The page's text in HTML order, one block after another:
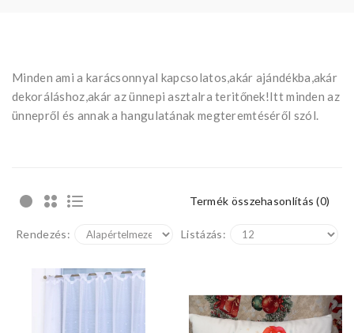
Minden ami a karácsonnyal kapcsolatos,akár ajándékba,akár
dekoráláshoz,akár az ünnepi asztalra teritőnek!Itt minden az
ünnepről és annak a hangulatának megteremtéséről szól.
Termék összehasonlítás (0)
Rendezés: Listázás: